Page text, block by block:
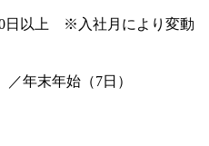
日以上 ※入社月により変動
年末年始（7日）